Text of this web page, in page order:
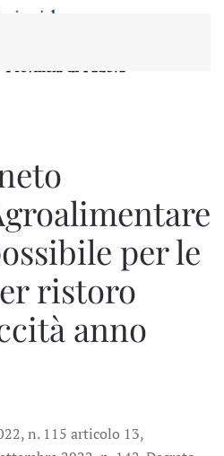
per le
ristoro
anno
n. 115 articolo 13,